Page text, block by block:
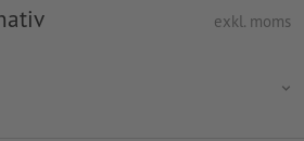
exkl. moms